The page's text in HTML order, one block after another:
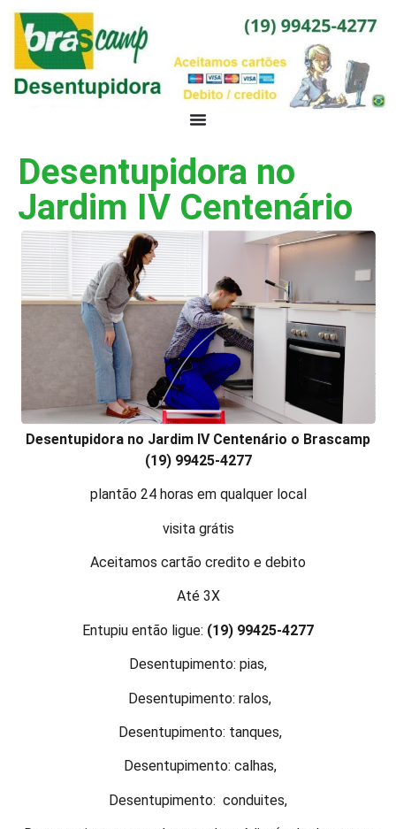
Desentupidora no
Jardim IV Centenário
Desentupidora no Jardim IV Centenário o Brascamp
(19) 99425-4277
plantão 24 horas em qualquer local
visita grátis
Aceitamos cartão credito e debito
Até 3X
Entupiu então ligue: (19) 99425-4277
Desentupimento: pias,
Desentupimento: ralos,
Desentupimento: tanques,
Desentupimento: calhas,
Desentupimento: conduites,